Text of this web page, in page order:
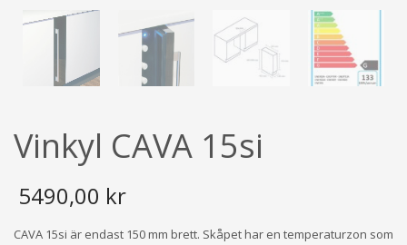
Vinkyl CAVA 15si
5490,00 kr
CAVA 15si är endast 150 mm brett. Skåpet har en temperaturzon som